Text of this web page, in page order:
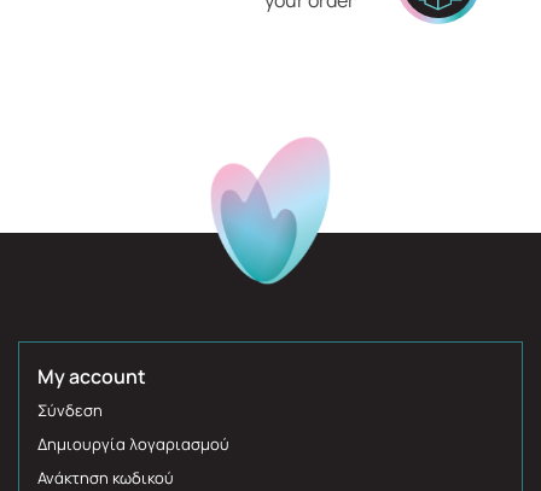
My account
Σύνδεση
Δημιουργία λογαριασμού
Ανάκτηση κωδικού